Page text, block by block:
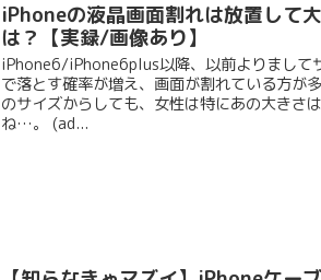
iPhoneの液晶画面割れは放置して
は？【実録/画像あり】
iPhone6/iPhone6plus以降、以前よりまして
で落とす確率が増え、画面が割れている方が
のサイズからしても、女性は特にあの大きさ
ね…。 (ad...